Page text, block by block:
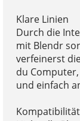
Klare Linien
Durch die
mit Blendr
verfeinerst
du
und einfach
Kompatibilität